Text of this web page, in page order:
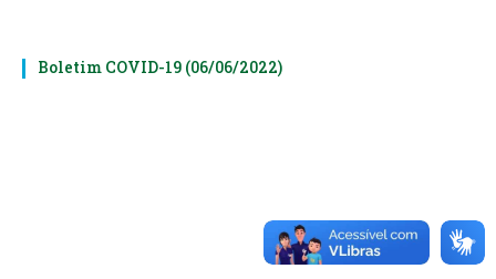
Boletim COVID-19 (06/06/2022)